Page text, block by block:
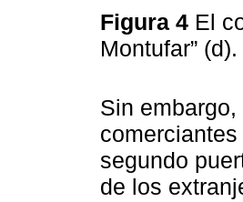
Figura 4 El
Montufar”
Sin
segundo
de los